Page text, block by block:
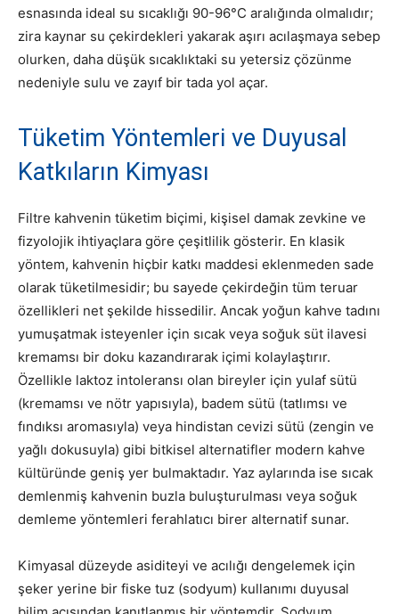
esnasında ideal su sıcaklığı 90-96°C aralığında olmalıdır;
zira kaynar su çekirdekleri yakarak aşırı acılaşmaya sebep
olurken, daha düşük sıcaklıktaki su yetersiz çözünme
nedeniyle sulu ve zayıf bir tada yol açar.
Tüketim Yöntemleri ve Duyusal
Katkıların Kimyası
Filtre kahvenin tüketim biçimi, kişisel damak zevkine ve
fizyolojik ihtiyaçlara göre çeşitlilik gösterir. En klasik
yöntem, kahvenin hiçbir katkı maddesi eklenmeden sade
olarak tüketilmesidir; bu sayede çekirdeğin tüm teruar
özellikleri net şekilde hissedilir. Ancak yoğun kahve tadını
yumuşatmak isteyenler için sıcak veya soğuk süt ilavesi
kremamsı bir doku kazandırarak içimi kolaylaştırır.
Özellikle laktoz intoleransı olan bireyler için yulaf sütü
(kremamsı ve nötr yapısıyla), badem sütü (tatlımsı ve
fındıksı aromasıyla) veya hindistan cevizi sütü (zengin ve
yağlı dokusuyla) gibi bitkisel alternatifler modern kahve
kültüründe geniş yer bulmaktadır. Yaz aylarında ise sıcak
demlenmiş kahvenin buzla buluşturulması veya soğuk
demleme yöntemleri ferahlatıcı birer alternatif sunar.
Kimyasal düzeyde asiditeyi ve acılığı dengelemek için
şeker yerine bir fiske tuz (sodyum) kullanımı duyusal